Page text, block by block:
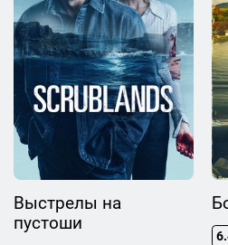
Выстрелы на
пустоши